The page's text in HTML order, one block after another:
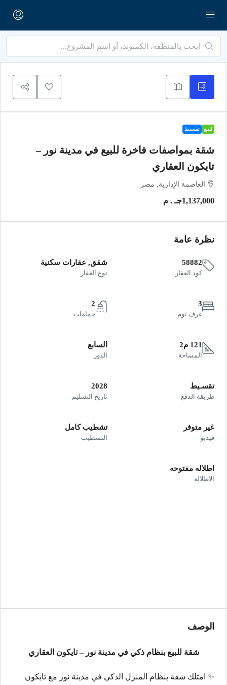
للبيع تقسيط
شقة بمواصفات فاخرة للبيع في مدينة نور –
تايكون العقاري
العاصمة الإدارية, مصر
1,137,000جـ . م
نظرة عامة
58882
كود العقار
شقق, عقارات سكنية
نوع العقار
3
غرف نوم
2
حمامات
121 م2
المساحة
السابع
الدور
تقسـيط
طريقة الدفع
2028
تاريخ التسليم
غير متوفر
فيديو
تشطيب كامل
التشطيب
اطلاله مفتوحه
الاطلاله
الوصف
شقة للبيع بنظام ذكي في مدينة نور – تايكون العقاري
✨ امتلك شقة بنظام المنزل الذكي في مدينة نور مع تايكون